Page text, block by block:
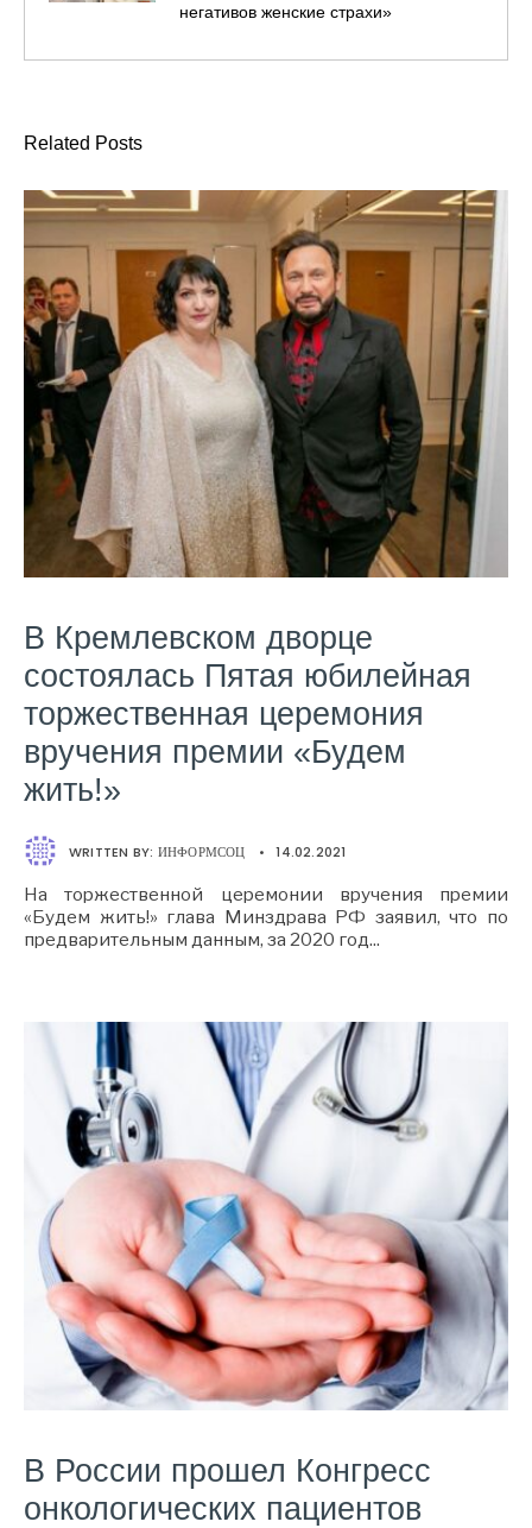
негативов женские страхи»
Related Posts
В Кремлевском дворце
состоялась Пятая юбилейная
торжественная церемония
вручения премии «Будем
жить!»
WRITTEN BY: ИНФОРМСОЦ • 14.02.2021
На торжественной церемонии вручения премии
«Будем жить!» глава Минздрава РФ заявил, что по
предварительным данным, за 2020 год...
В России прошел Конгресс
онкологических пациентов